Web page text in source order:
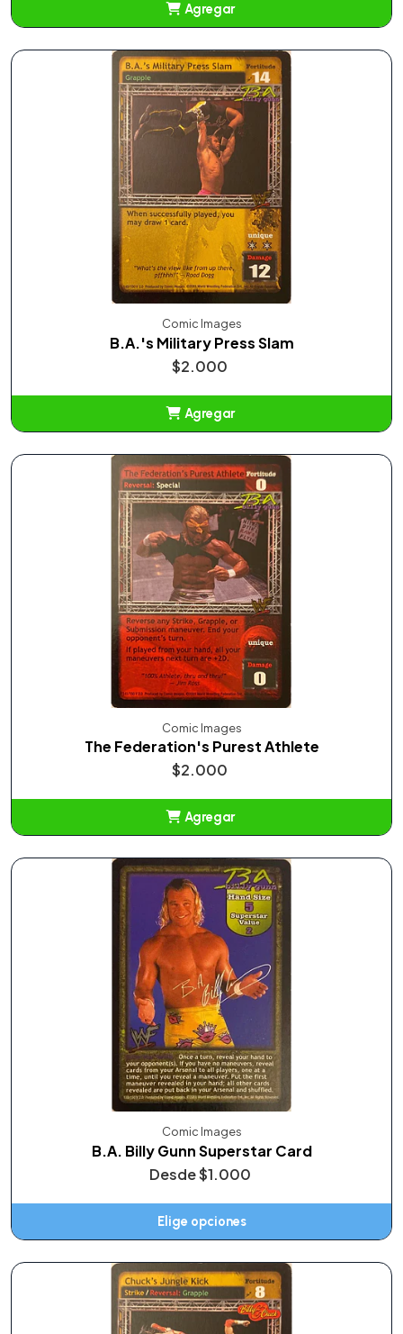
Agregar
Comic Images
B.A.'s Military Press Slam
$2.000
Agregar
Comic Images
The Federation's Purest Athlete
$2.000
Agregar
Comic Images
B.A. Billy Gunn Superstar Card
Desde$1.000
Elige opciones